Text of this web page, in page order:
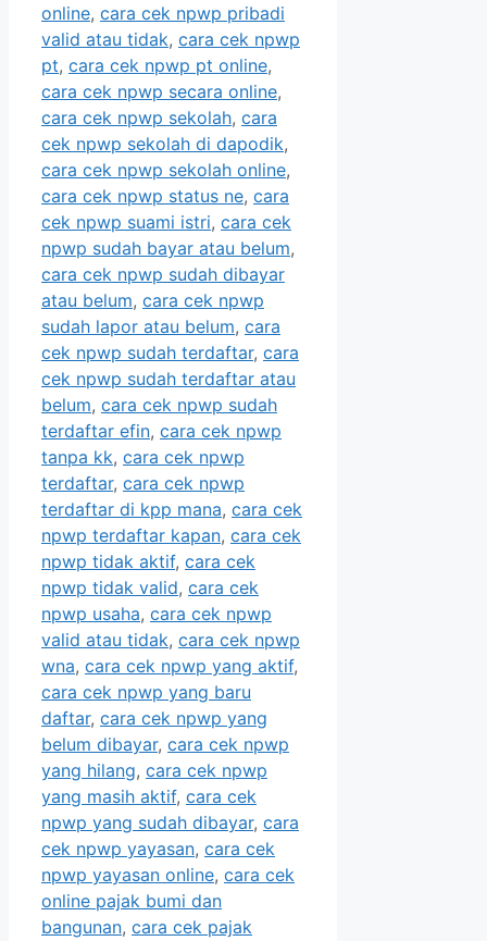
online, cara cek npwp pribadi
valid atau tidak, cara cek npwp
pt, cara cek npwp pt online,
cara cek npwp secara online,
cara cek npwp sekolah, cara
cek npwp sekolah di dapodik,
cara cek npwp sekolah online,
cara cek npwp status ne, cara
cek npwp suami istri, cara cek
npwp sudah bayar atau belum,
cara cek npwp sudah dibayar
atau belum, cara cek npwp
sudah lapor atau belum, cara
cek npwp sudah terdaftar, cara
cek npwp sudah terdaftar atau
belum, cara cek npwp sudah
terdaftar efin, cara cek npwp
tanpa kk, cara cek npwp
terdaftar, cara cek npwp
terdaftar di kpp mana, cara cek
npwp terdaftar kapan, cara cek
npwp tidak aktif, cara cek
npwp tidak valid, cara cek
npwp usaha, cara cek npwp
valid atau tidak, cara cek npwp
wna, cara cek npwp yang aktif,
cara cek npwp yang baru
daftar, cara cek npwp yang
belum dibayar, cara cek npwp
yang hilang, cara cek npwp
yang masih aktif, cara cek
npwp yang sudah dibayar, cara
cek npwp yayasan, cara cek
npwp yayasan online, cara cek
online pajak bumi dan
bangunan, cara cek pajak